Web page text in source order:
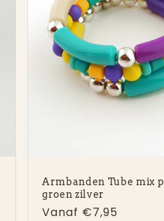
Armbanden Tube mix
groen zilver
Normale
Vanaf €7,95